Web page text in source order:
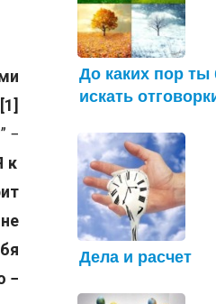
−
к
−
До каких пор
искать
Дела и расчет